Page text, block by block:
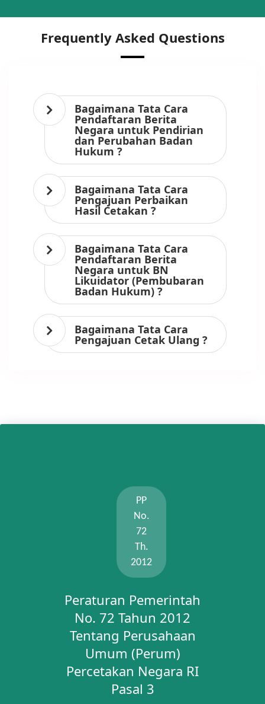
Frequently Asked Questions
Bagaimana Tata Cara
Pendaftaran Berita
Negara untuk Pendirian
dan Perubahan Badan
Hukum ?
Bagaimana Tata Cara
Pengajuan Perbaikan
Hasil Cetakan ?
Bagaimana Tata Cara
Pendaftaran Berita
Negara untuk BN
Likuidator (Pembubaran
Badan Hukum) ?
Bagaimana Tata Cara
Pengajuan Cetak Ulang ?
PP
No.
72
Th.
2012
Peraturan Pemerintah
No. 72 Tahun 2012
Tentang Perusahaan
Umum (Perum)
Percetakan Negara RI
Pasal 3